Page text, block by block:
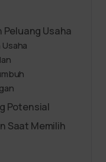
Usaha
Potensial
Saat Memilih